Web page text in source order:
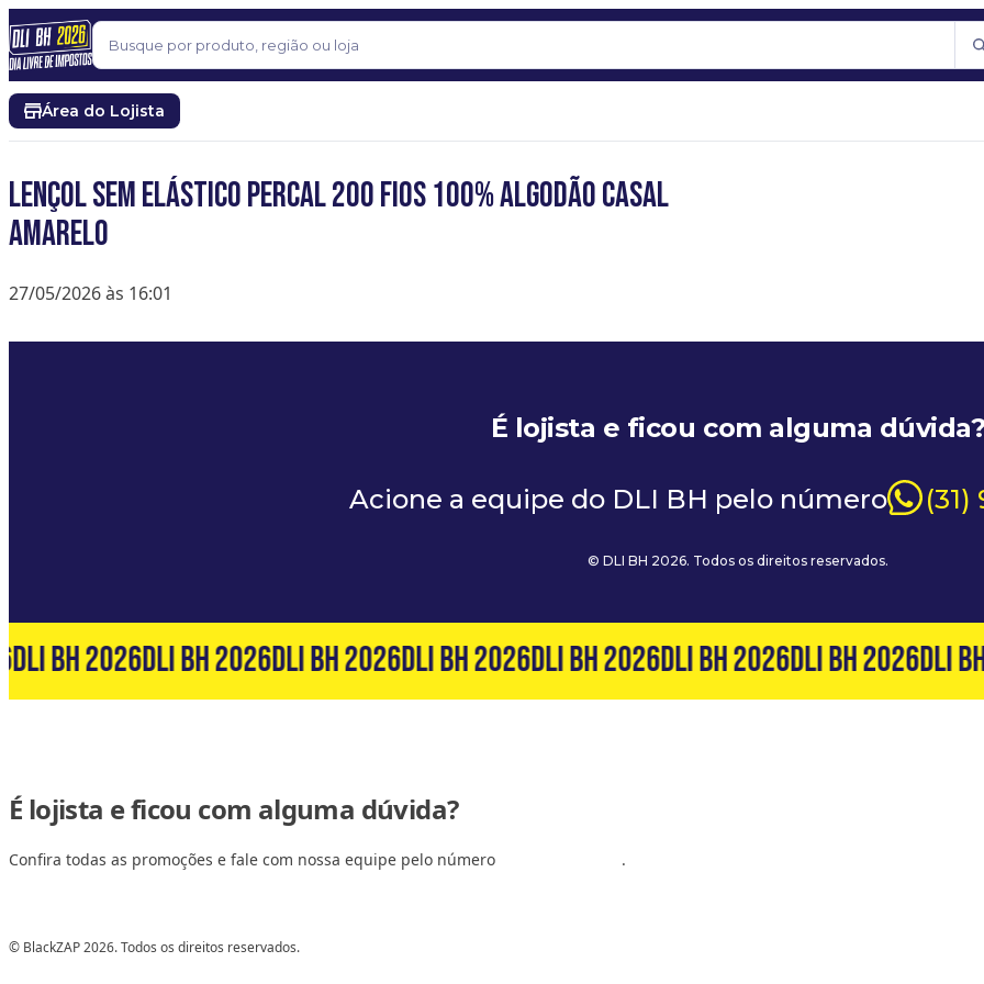
Pular para o conteúdo
Buscar
Área do Lojista
Lençol Sem Elástico Percal 200 Fios 100% algodão Casal
Amarelo
27/05/2026 às 16:01
É lojista e ficou com alguma
Acione a equipe do DLI BH pelo número (31)
© DLI BH 2026. Todos os direitos reservados.
DLI BH 2026DLI BH 2026DLI BH 2026DLI BH 2026DLI BH 2026DLI BH 2026DLI BH 2026DLI
É lojista e ficou com alguma dúvida?
Confira todas as promoções e fale com nossa equipe pelo número .
© BlackZAP 2026. Todos os direitos reservados.